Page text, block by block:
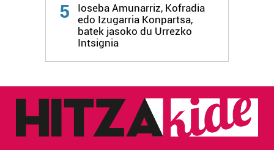
5
Ioseba Amunarriz, Kofradia
edo Izugarria Konpartsa,
batek jasoko du Urrezko
Intsignia